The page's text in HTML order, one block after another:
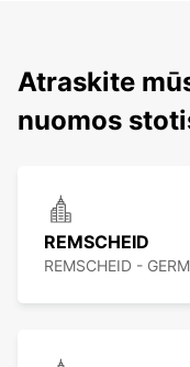
Atraskite
nuomos
REMSCHEID
REMSCHEID -